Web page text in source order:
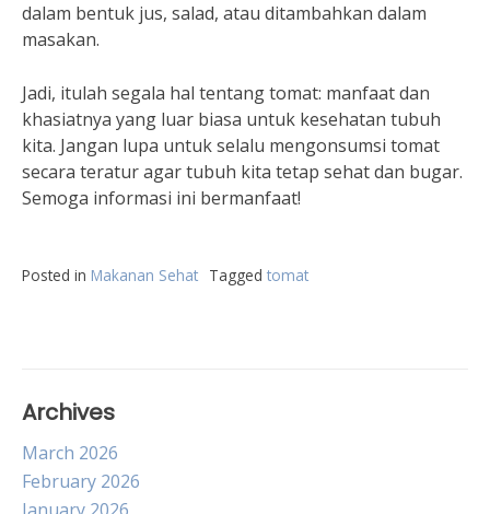
dalam bentuk jus, salad, atau ditambahkan dalam
masakan.
Jadi, itulah segala hal tentang tomat: manfaat dan
khasiatnya yang luar biasa untuk kesehatan tubuh
kita. Jangan lupa untuk selalu mengonsumsi tomat
secara teratur agar tubuh kita tetap sehat dan bugar.
Semoga informasi ini bermanfaat!
Posted in Makanan Sehat Tagged tomat
Archives
March 2026
February 2026